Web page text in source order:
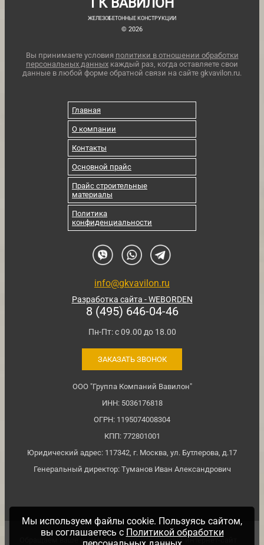
ГК ВАВИЛОН
ЖЕЛЕЗОБЕТОННЫЕ КОНСТРУКЦИИ
© 2026
Вы принимаете условия политики в отношении обработки
персональных данных каждый раз, когда оставляете свои
данные в любой форме обратной связи на сайте gkvavilon.ru.
Главная
О компании
Контакты
Основной прайс
Прайс строительные
материалы
Политика
конфиденциальности
info@gkvavilon.ru
Разработка сайта - WEBORDEN
8 (495) 646-04-46
Пн-Пт: с 09.00 до 18.00
ЗАКАЗАТЬ ЗВОНОК
ООО "Группа Компаний Вавилон"
ИНН: 5036176818
ОГРН: 1195074008304
КПП: 772801001
Юридический адрес: 117342, г. Москва, ул. Бутлерова, д.17
Генеральный директор: Туманов Иван Александрович
Обращаем ваше внимание на то, что данный интернет-сайт
Мы используем файлы cookie. Пользуясь сайтом,
вы соглашаетесь с Политикой обработки